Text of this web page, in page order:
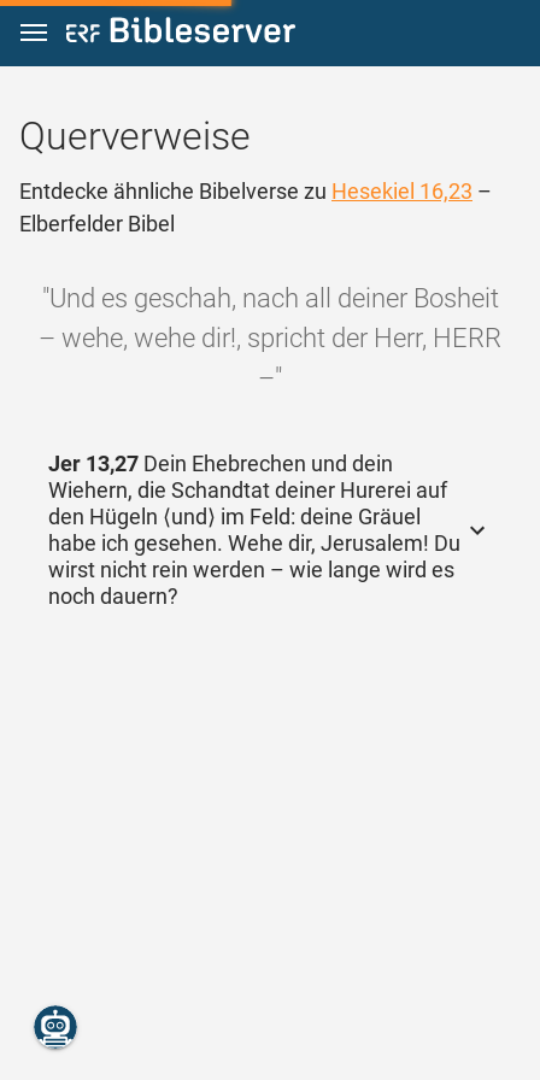
Zum Inhalt springen
Querverweise
Entdecke ähnliche Bibelverse zu Hesekiel 16,23 –
Elberfelder Bibel
"Und es geschah, nach all deiner Bosheit
– wehe, wehe dir!, spricht der Herr, HERR
–"
Jer 13,27 Dein Ehebrechen und dein
Wiehern, die Schandtat deiner Hurerei auf
den Hügeln ⟨und⟩ im Feld: deine Gräuel
habe ich gesehen. Wehe dir, Jerusalem! Du
wirst nicht rein werden – wie lange wird es
noch dauern?